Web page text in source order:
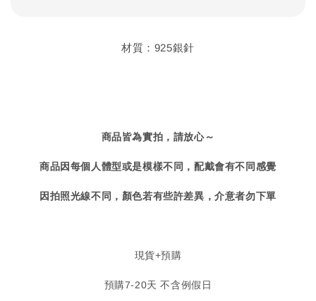
材質：925銀針
商品皆為實拍，請放心～
商品因每個人體型或是模樣不同，配戴會有不同感覺
因拍照光線不同，顏色若有些許差異，介意者勿下單
現貨+預購
預購7-20天 不含例假日